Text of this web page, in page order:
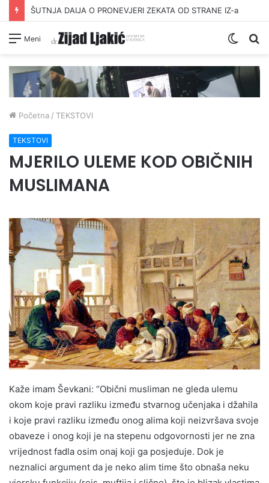
ŠUTNJA DAIJA O PRONEVJERI ZEKATA OD STRANE IZ-a
Meni
Switch
Početna / TEKSTOVI
TEKSTOVI
MJERILO ULEME KOD OBIČNIH
MUSLIMANA
Kaže imam Ševkani: “Obični musliman ne gleda ulemu
okom koje pravi razliku između stvarnog učenjaka i džahila
i koje pravi razliku između onog alima koji neizvršava svoje
obaveze i onog koji je na stepenu odgovornosti jer ne zna
vrijednost fadla osim onaj koji ga posjeduje. Dok je
neznalici argument da je neko alim time što obnaša neku